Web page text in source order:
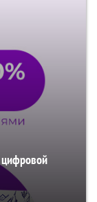
цифровой